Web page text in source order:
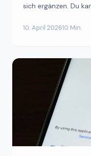
sich ergänzen. Du
10. April 202610 Min.